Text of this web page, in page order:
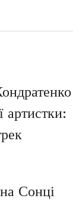
артистки:
Сонці